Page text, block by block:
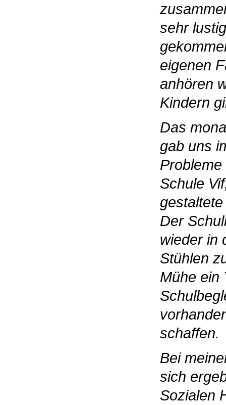
sehr
eigenen
anhören
Kindern
Das
gab uns
Schule
Der
wieder in
Stühlen
Mühe ein
schaffen.
Bei
sich
Sozialen